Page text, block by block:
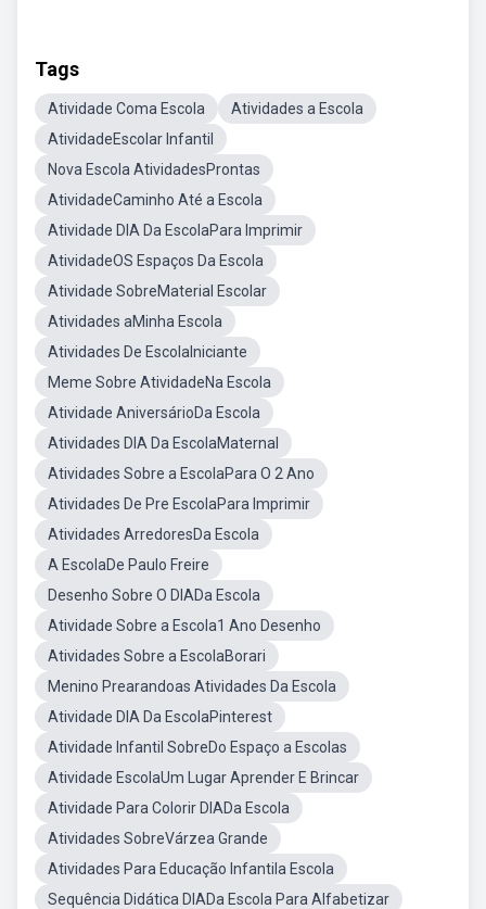
Tags
Atividade Coma Escola
Atividades a Escola
AtividadeEscolar Infantil
Nova Escola AtividadesProntas
AtividadeCaminho Até a Escola
Atividade DIA Da EscolaPara Imprimir
AtividadeOS Espaços Da Escola
Atividade SobreMaterial Escolar
Atividades aMinha Escola
Atividades De EscolaIniciante
Meme Sobre AtividadeNa Escola
Atividade AniversárioDa Escola
Atividades DIA Da EscolaMaternal
Atividades Sobre a EscolaPara O 2 Ano
Atividades De Pre EscolaPara Imprimir
Atividades ArredoresDa Escola
A EscolaDe Paulo Freire
Desenho Sobre O DIADa Escola
Atividade Sobre a Escola1 Ano Desenho
Atividades Sobre a EscolaBorari
Menino Prearandoas Atividades Da Escola
Atividade DIA Da EscolaPinterest
Atividade Infantil SobreDo Espaço a Escolas
Atividade EscolaUm Lugar Aprender E Brincar
Atividade Para Colorir DIADa Escola
Atividades SobreVárzea Grande
Atividades Para Educação Infantila Escola
Sequência Didática DIADa Escola Para Alfabetizar